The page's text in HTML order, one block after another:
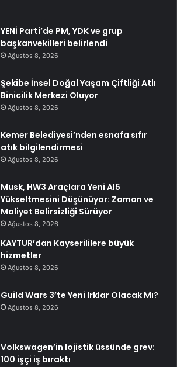
YENİ Parti’de PM, YDK ve grup
başkanvekilleri belirlendi
Ağustos 8, 2026
Şekibe İnsel Doğal Yaşam Çiftliği Atlı
Binicilik Merkezi Oluyor
Ağustos 8, 2026
Kemer Belediyesi’nden esnafa sıfır
atık bilgilendirmesi
Ağustos 8, 2026
Musk, HW3 Araçlara Yeni AI5
Yükseltmesini Düşünüyor: Zaman ve
Maliyet Belirsizliği Sürüyor
Ağustos 8, 2026
KAYTUR’dan Kayserililere büyük
hizmetler
Ağustos 8, 2026
Guild Wars 3’te Yeni Irklar Olacak Mı?
Ağustos 8, 2026
Volkswagen’in lojistik üssünde grev:
100 işçi iş bıraktı